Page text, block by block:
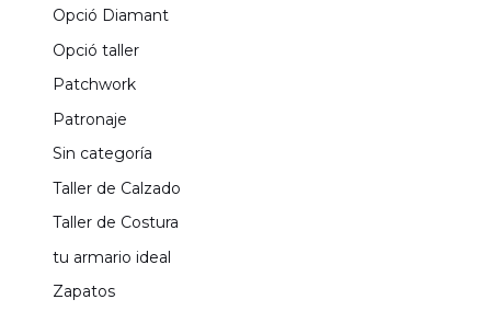
Opció Diamant
Opció taller
Patchwork
Patronaje
Sin categoría
Taller de Calzado
Taller de Costura
tu armario ideal
Zapatos